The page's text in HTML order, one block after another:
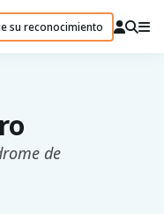
su reconocimiento
de